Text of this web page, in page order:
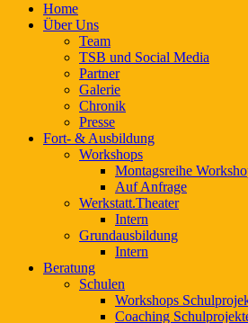
Home
Über Uns
Team
TSB und Social Media
Partner
Galerie
Chronik
Presse
Fort- & Ausbildung
Workshops
Montagsreihe
Auf Anfrage
Werkstatt.Theater
Intern
Grundausbildung
Intern
Beratung
Schulen
Workshops
Coaching